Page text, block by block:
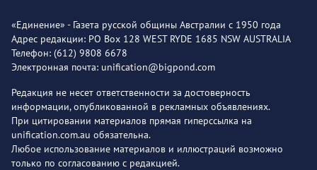
«Единение» - Газета русской общины Австралии с 1950 года
Адрес редакции: PO Box 128 WEST RYDE 1685 NSW AUSTRALIA
Телефон: (612) 9808 6678
Электронная почта: unification@bigpond.com
Редакция не несет ответственности за достоверность
информации, опубликованной в рекламных объявлениях.
При цитировании материалов прямая гиперссылка на
unification.com.au обязательна.
Любое использование материалов и иллюстраций возможно
только по согласованию с редакцией.